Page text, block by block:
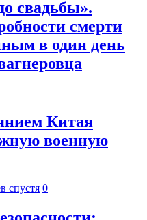
свадьбы».
смерти
в один день
Китая
военную
спустя 0